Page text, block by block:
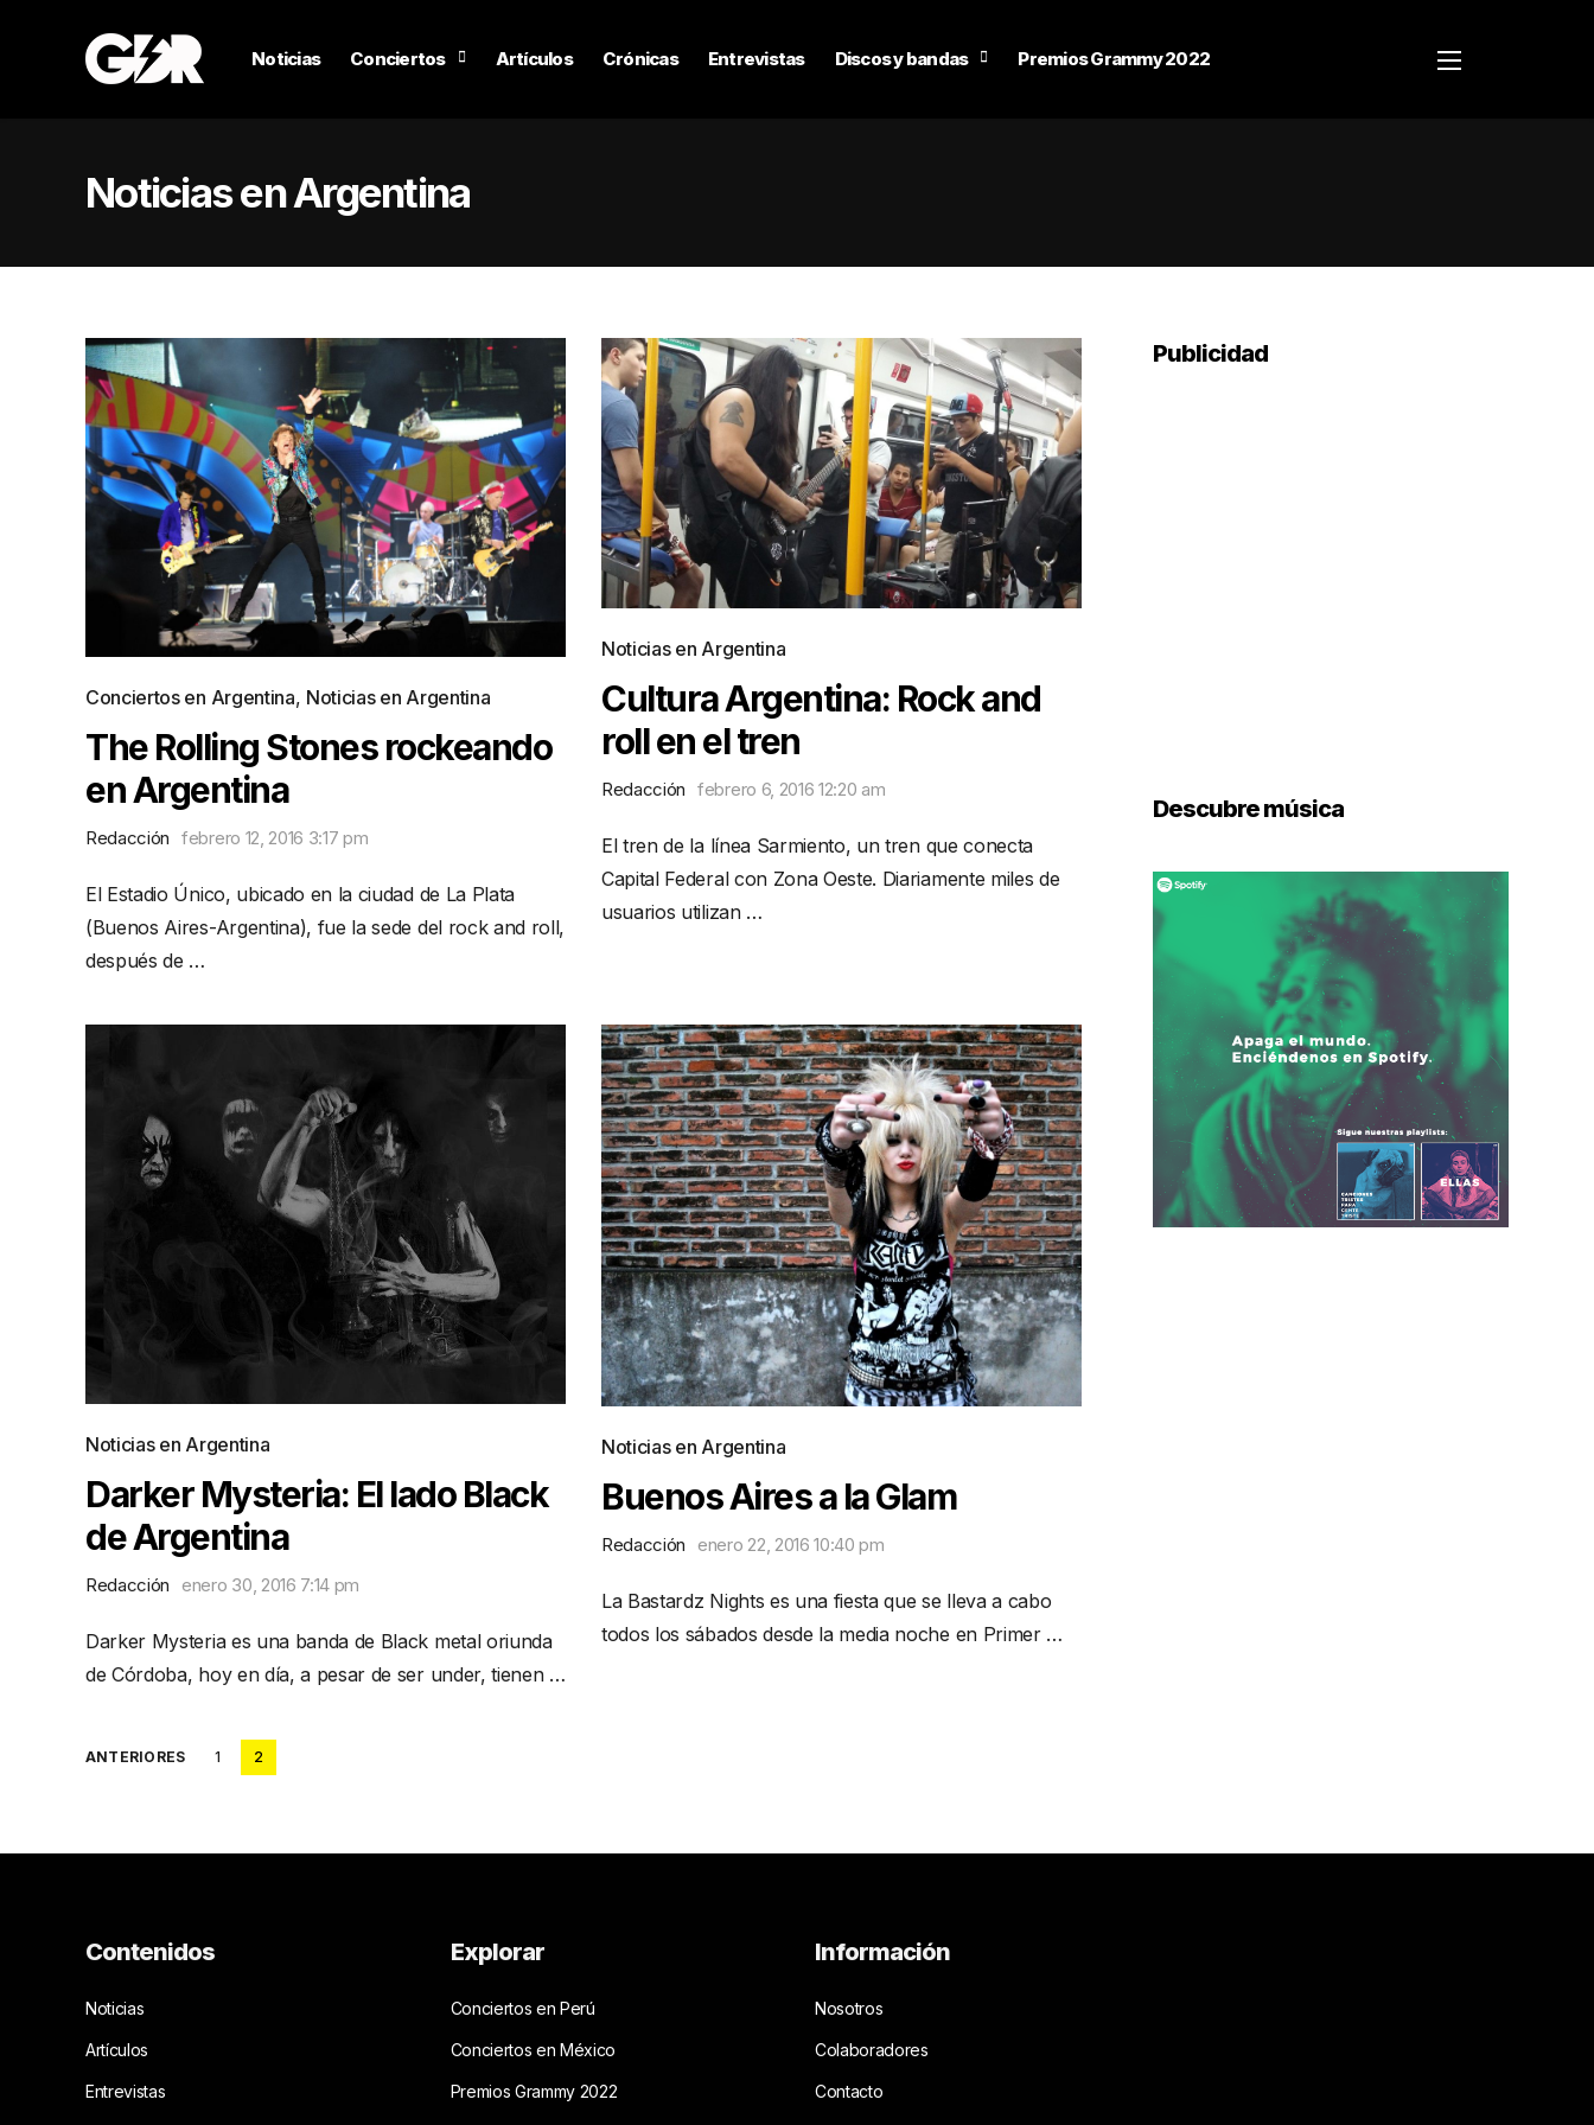
Noticias Conciertos Artículos Crónicas Entrevistas Discos y bandas Premios Grammy 2022
Noticias en Argentina
Conciertos en Argentina, Noticias en Argentina
The Rolling Stones rockeando
en Argentina
Redacción febrero 12, 2016 3:17 pm
El Estadio Único, ubicado en la ciudad de La Plata
(Buenos Aires-Argentina), fue la sede del rock and roll,
después de …
Noticias en Argentina
Cultura Argentina: Rock and
roll en el tren
Redacción febrero 6, 2016 12:20 am
El tren de la línea Sarmiento, un tren que conecta
Capital Federal con Zona Oeste. Diariamente miles de
usuarios utilizan …
Noticias en Argentina
Darker Mysteria: El lado Black
de Argentina
Redacción enero 30, 2016 7:14 pm
Darker Mysteria es una banda de Black metal oriunda
de Córdoba, hoy en día, a pesar de ser under, tienen …
Noticias en Argentina
Buenos Aires a la Glam
Redacción enero 22, 2016 10:40 pm
La Bastardz Nights es una fiesta que se lleva a cabo
todos los sábados desde la media noche en Primer …
Posts
ANTERIORES 1 2
Publicidad
Descubre música
Contenidos
Noticias
Artículos
Entrevistas
Explorar
Conciertos en Perú
Conciertos en México
Premios Grammy 2022
Información
Nosotros
Colaboradores
Contacto